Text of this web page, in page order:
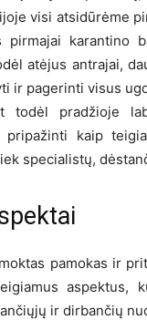
visi atsidūrėme
pirmajai karantino
atėjus antrajai,
ir pagerinti visus
todėl pradžioje
pripažinti kaip
specialistų,
pamokas ir
aspektus,
ir dirbančių